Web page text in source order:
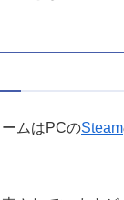
ムはPCのSteam